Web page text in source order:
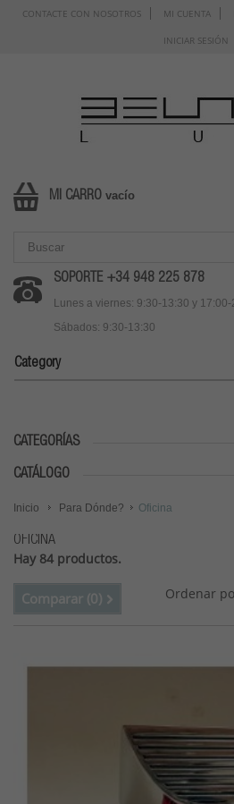
CONTACTE CON NOSOTROS MI CUENTA
INICIAR SESIÓN
MI CARRO vacío
SOPORTE +34 948 225 878
Lunes a viernes: 9:30-13:30 y 17:00-
Sábados: 9:30-13:30
Category
CATEGORÍAS
CATÁLOGO
Inicio Para Dónde? Oficina
OFICINA
Hay 84 productos.
Ordenar
Comparar (0)